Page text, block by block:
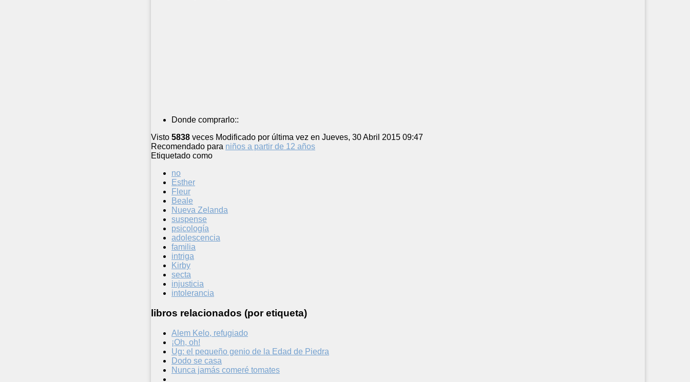
Donde comprarlo::
Visto 5838 veces Modificado por última vez en Jueves, 30 Abril 2015 09:47
Recomendado para niños a partir de 12 años
Etiquetado como
no
Esther
Fleur
Beale
Nueva Zelanda
suspense
psicología
adolescencia
familia
intriga
Kirby
secta
injusticia
intolerancia
libros relacionados (por etiqueta)
Alem Kelo, refugiado
¡Oh, oh!
Ug: el pequeño genio de la Edad de Piedra
Dodo se casa
Nunca jamás comeré tomates